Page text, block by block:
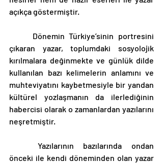
açıkça göstermiştir.
çıkaran yazar, toplumdaki sosyolojik
kırılmalara değinmekte ve günlük dilde
kullanılan bazı kelimelerin anlamını ve
muhteviyatını kaybetmesiyle bir yandan
kültürel yozlaşmanın da ilerlediğinin
habercisi olarak o zamanlardan yazılarını
neşretmiştir.
önceki ile kendi döneminden olan yazar